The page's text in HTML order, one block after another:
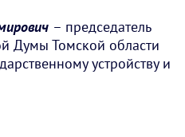
– председатель
Думы Томской области
устройству и